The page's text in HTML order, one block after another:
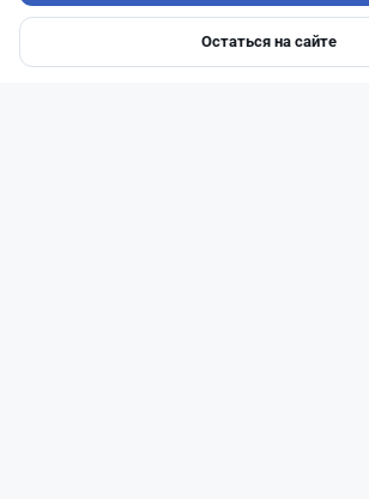
Ипотеки Авто
Остаться на сайте